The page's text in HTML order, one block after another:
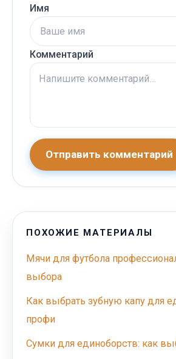
Имя
Комментарий
Отправить комментарий
ПОХОЖИЕ МАТЕРИАЛЫ
Мячи для футбола
выбора
Как выбрать зубную капу для
профи
Сумки для единоборств: как